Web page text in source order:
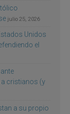
julio 25, 2026
Unidos
el
cristianos (y
a su propio